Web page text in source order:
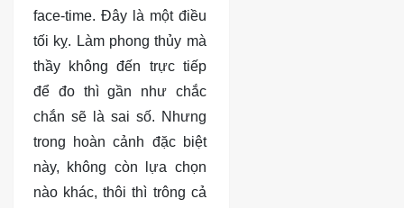
face-time. Đây là một điều
tối kỵ. Làm phong thủy mà
thầy không đến trực tiếp
để đo thì gần như chắc
chắn sẽ là sai số. Nhưng
trong hoàn cảnh đặc biệt
này, không còn lựa chọn
nào khác, thôi thì trông cả